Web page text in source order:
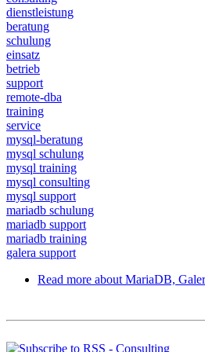
dienstleistung
beratung
schulung
einsatz
betrieb
support
remote-dba
training
service
mysql-beratung
mysql schulung
mysql training
mysql consulting
mysql support
mariadb schulung
mariadb support
mariadb training
galera support
Read more about MariaDB,